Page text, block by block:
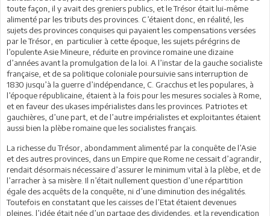
toute façon, il y avait des greniers publics, et le Trésor était lui-même
alimenté par les tributs des provinces. C’étaient donc, en réalité, les
sujets des provinces conquises qui payaient les compensations versées
par le Trésor, en particulier à cette époque, les sujets pérégrins de
l’opulente Asie Mineure, réduite en province romaine une dizaine
d’années avant la promulgation de la loi. A l’instar de la gauche socialiste
française, et de sa politique coloniale poursuivie sans interruption de
1830 jusqu’à la guerre d’indépendance, C. Gracchus et les populares, à
l’époque républicaine, étaient à la fois pour les mesures sociales à Rome,
et en faveur des ukases impérialistes dans les provinces. Patriotes et
gauchières, d’une part, et de l’autre impérialistes et exploitantes étaient
aussi bien la plèbe romaine que les socialistes français.
La richesse du Trésor, abondamment alimenté par la conquête de l’Asie
et des autres provinces, dans un Empire que Rome ne cessait d’agrandir,
rendait désormais nécessaire d’assurer le minimum vital à la plèbe, et de
l’arracher à sa misère. Il n’était nullement question d’une répartition
égale des acquêts de la conquête, ni d’une diminution des inégalités.
Toutefois en constatant que les caisses de l’Etat étaient devenues
pleines, l’idée était née d’un partage des dividendes, et la revendication